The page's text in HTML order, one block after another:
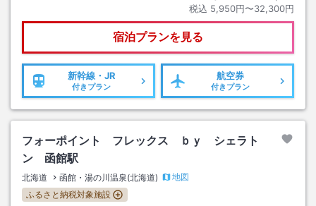
税込 5,950円〜32,300円
宿泊プランを見る
新幹線・JR
付きプラン
航空券
付きプラン
フォーポイント フレックス ｂｙ シェラト
ン 函館駅
北海道 函館・湯の川温泉(北海道)
地図
ふるさと納税対象施設